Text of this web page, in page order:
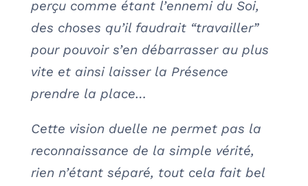
perçu comme étant l’ennemi du Soi,
des choses qu’il faudrait “travailler”
pour pouvoir s’en débarrasser au plus
vite et ainsi laisser la Présence
prendre la place…
Cette vision duelle ne permet pas la
reconnaissance de la simple vérité,
rien n’étant séparé, tout cela fait bel